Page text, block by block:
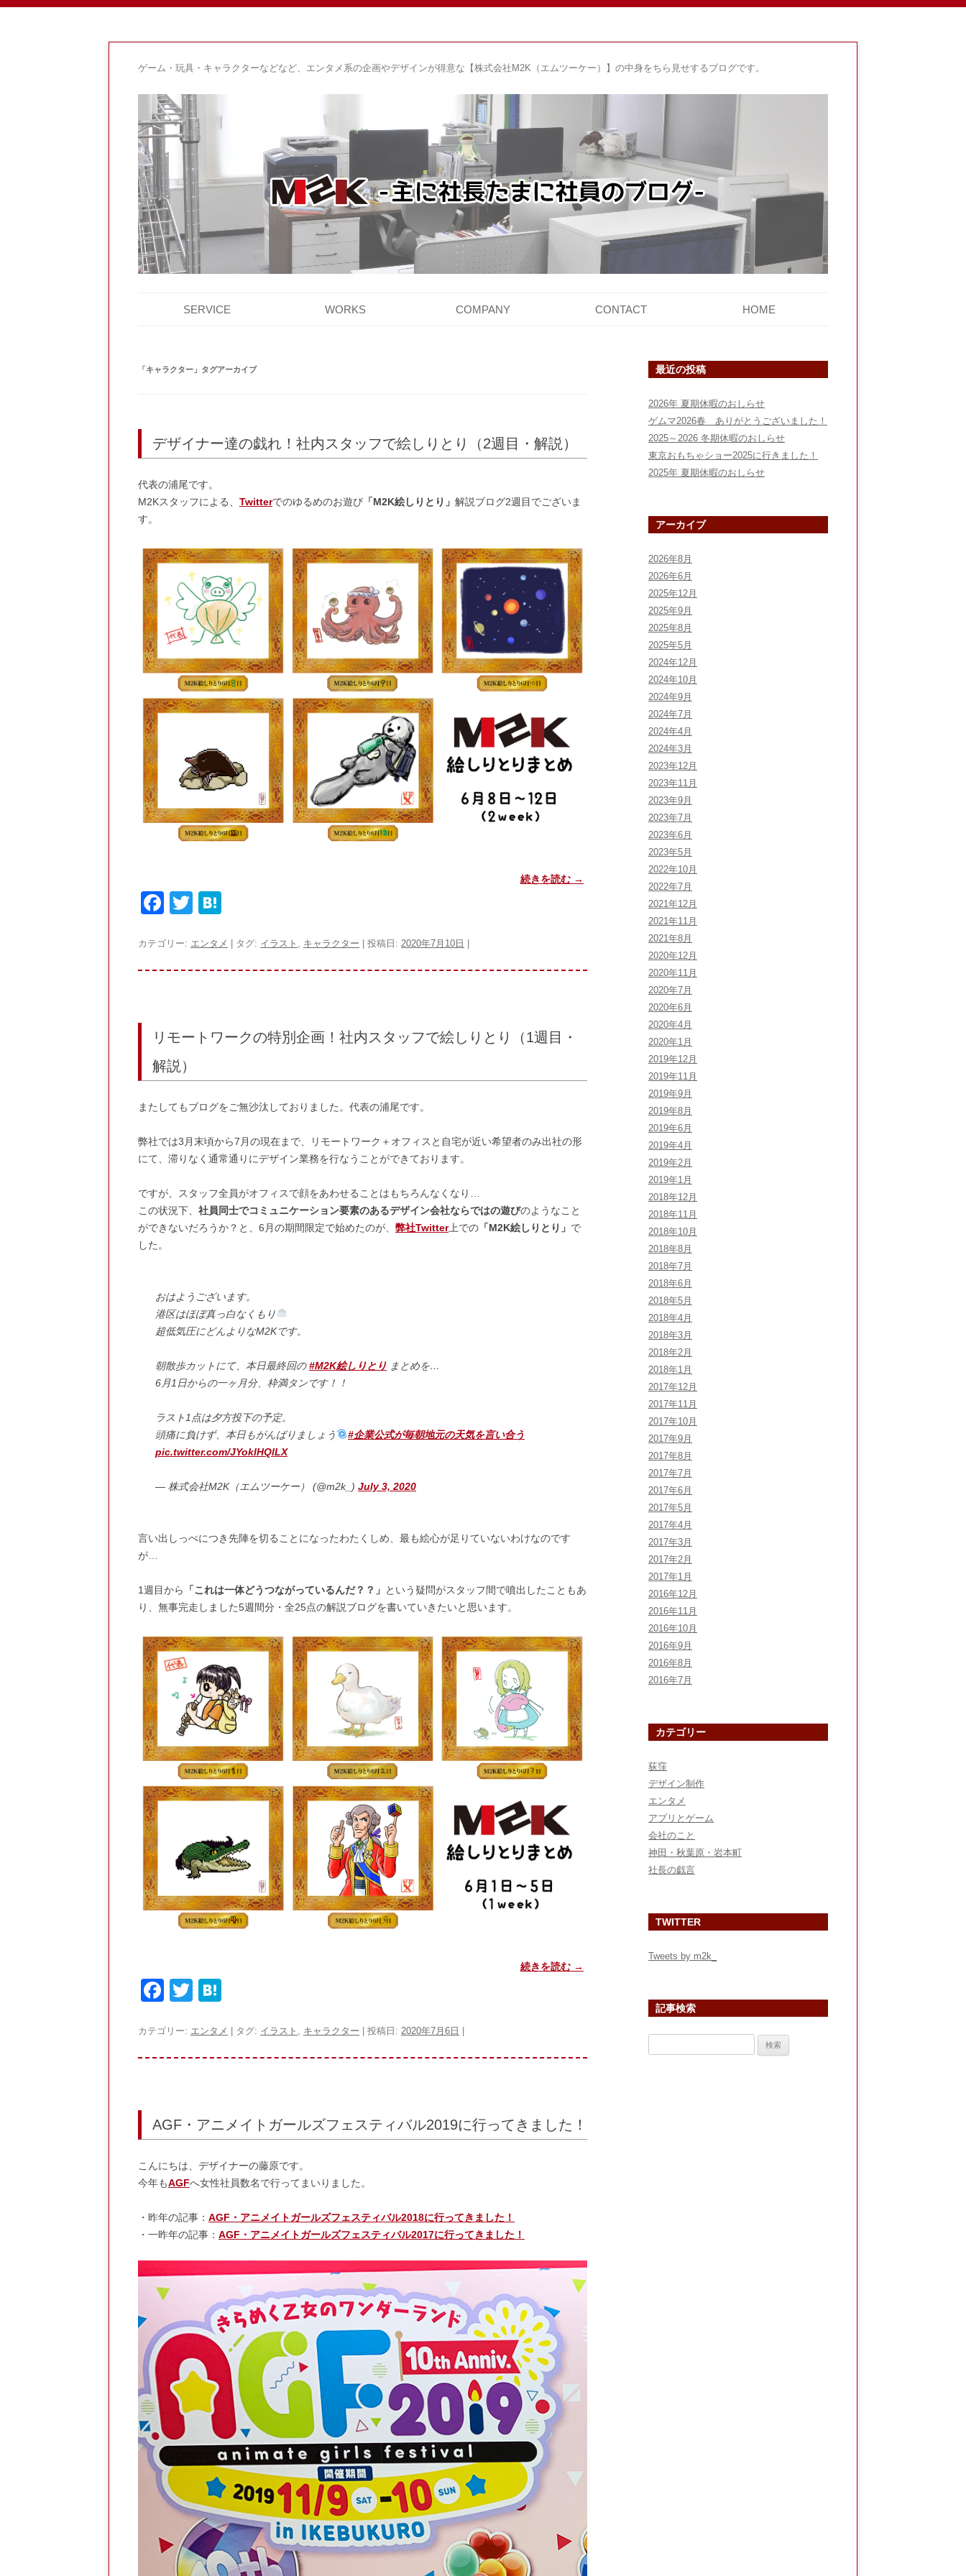
ゲーム・玩具・キャラクターなどなど、エンタメ系の企画やデザインが得意な【株式会社M2K（エムツーケー）】の中身をちら見せするブログです。
ン
SERVICE WORKS COMPANY CONTACT HOME
「キャラクター 」タグアーカイブ
デザイナー達の戯れ！社内スタッフで絵しりとり（2週目・解説）
代表の浦尾です。
M2Kスタッフによる
Twitterでのゆるめのお遊び 「M2K絵しりとり」 解説ブログ2週目でございま
す。
続きを読む →
F
c
e
o
k
T
itt
er
e
n
カテゴリー: エンタメ | タグ: イラスト キャラクター | 投稿日: 2020年7月10日 |
リモートワークの特別企画！社内スタッフで絵しりとり（1週目・
解説）
またしてもブログをご無沙汰しておりました。代表の浦尾です。
弊社では3月末頃から7月の現在まで、リモートワーク＋オフィスと自宅が近い希望者のみ出社の形
にて、滞りなく通常通りにデザイン業務を行なうことができております。
ですが、スタッフ全員がオフィスで顔をあわせることはもちろんなくなり…
この状況下、 社員同士でコミュニケーション要素のあるデザイン会社ならではの遊びのようなこと
ができないだろうか？と、6月の期間限定で始めたのが、 弊社Twitter上での 「M2K絵しりとり」 で
した。
おはようございます。
港区はほぼ真っ白なくもり
超低気圧にどんよりなM2Kです。
朝散歩カットにて、本日最終回の#M2K絵しりとり まとめを…
6月1日からの一ヶ月分、枠満タンです！！
ラスト1点は夕方投下の予定。
頭痛に負けず、本日もがんばりましょう
#企業公式が毎朝地元の天気を言い合う
pic.twitter.com/JYokIHQlLX
— 株式会社M2K（エムツーケー） (@m2k_) July 3, 2020
言い出しっぺにつき先陣を切ることになったわたくしめ、最も絵心が足りていないわけなのです
が…
1週目から 「これは一体どうつながっているんだ？？」 という疑問がスタッフ間で噴出したこともあ
り、無事完走しました5週間分・全25点の解説ブログを書いていきたいと思います。
続きを読む →
F
c
e
o
T
itt
er
e
n
カテゴリー: エンタメ | タグ: イラスト , キャラクター | 投稿日: 2020年7月6日
AGF・アニメイトガールズフェスティバル2019に行ってきました！
こんにちは、デザイナーの藤原です。
今年もAGFへ女性社員数名で行ってまいりました。
・昨年の記事： AGF・アニメイトガールズフェスティバル2018に行ってきました！
・一昨年の記事： AGF・アニメイトガールズフェスティバル2017に行ってきました！
最近の投稿
2026年 夏期休暇のおしらせ
ゲムマ2026春 ありがとうございました！
2025～2026 冬期休暇のおしらせ
東京おもちゃショー2025に行きました！
2025年 夏期休暇のおしらせ
アーカイブ
2026年8月
2026年6月
2025年12月
2025年9月
2025年8月
2025年5月
2024年12月
2024年10月
2024年9月
2024年7月
2024年4月
2024年3月
2023年12月
2023年11月
2023年9月
2023年7月
2023年6月
2023年5月
2022年10月
2022年7月
2021年12月
2021年11月
2021年8月
2020年12月
2020年11月
2020年7月
2020年6月
2020年4月
2020年1月
2019年12月
2019年11月
2019年9月
2019年8月
2019年6月
2019年4月
2019年2月
2019年1月
2018年12月
2018年11月
2018年10月
2018年8月
2018年7月
2018年6月
2018年5月
2018年4月
2018年3月
2018年2月
2018年1月
2017年12月
2017年11月
2017年10月
2017年9月
2017年8月
2017年7月
2017年6月
2017年5月
2017年4月
2017年3月
2017年2月
2017年1月
2016年12月
2016年11月
2016年10月
2016年9月
2016年8月
2016年7月
カテゴリー
荻窪
デザイン制作
エンタメ
アプリとゲーム
会社のこと
神田・秋葉原・岩本町
社長の戯言
TWITTER
Tweets by m2k_
記事検索